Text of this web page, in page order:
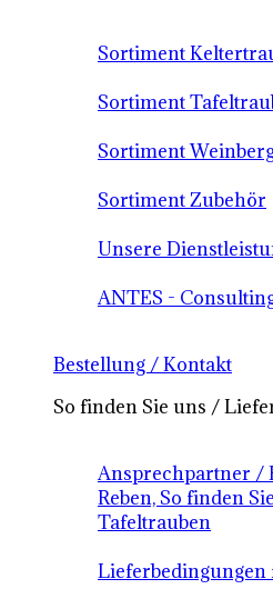
Sortiment
Sortiment
Sortiment
Sortiment Zubehör
Unsere
ANTES -
Bestellung / Kontakt
So finden Sie uns /
Ansprechpartner /
Reben, So finden
Tafeltrauben
Lieferbedingungen